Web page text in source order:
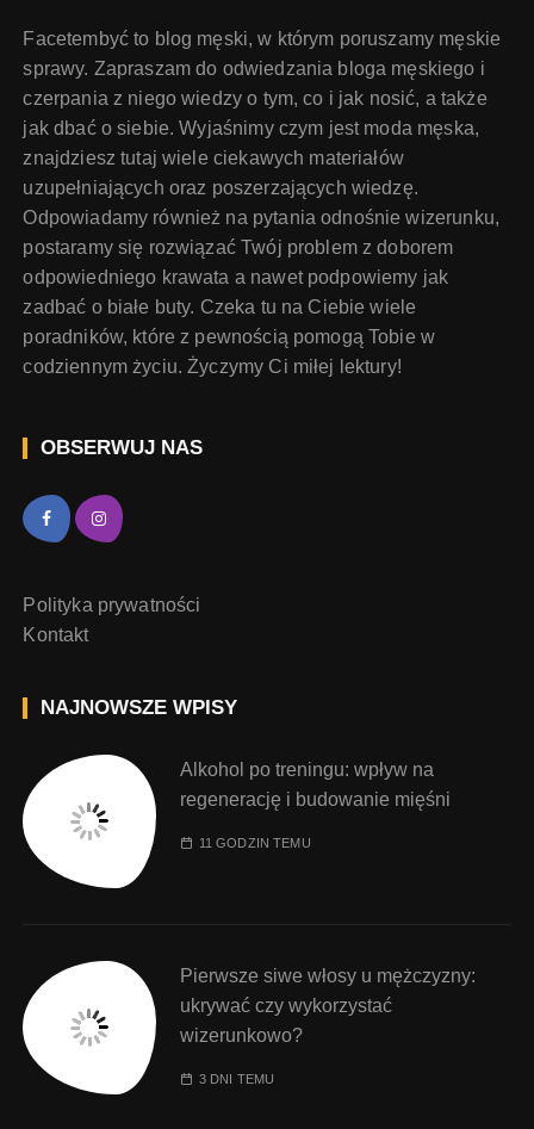
Facetembyć to blog męski, w którym poruszamy męskie
sprawy. Zapraszam do odwiedzania bloga męskiego i
czerpania z niego wiedzy o tym, co i jak nosić, a także
jak dbać o siebie. Wyjaśnimy czym jest moda męska,
znajdziesz tutaj wiele ciekawych materiałów
uzupełniających oraz poszerzających wiedzę.
Odpowiadamy również na pytania odnośnie wizerunku,
postaramy się rozwiązać Twój problem z doborem
odpowiedniego krawata a nawet podpowiemy jak
zadbać o białe buty. Czeka tu na Ciebie wiele
poradników, które z pewnością pomogą Tobie w
codziennym życiu. Życzymy Ci miłej lektury!
OBSERWUJ NAS
Polityka prywatności
Kontakt
NAJNOWSZE WPISY
Alkohol po treningu: wpływ na
regenerację i budowanie mięśni
11 GODZIN TEMU
Pierwsze siwe włosy u mężczyzny:
ukrywać czy wykorzystać
wizerunkowo?
3 DNI TEMU